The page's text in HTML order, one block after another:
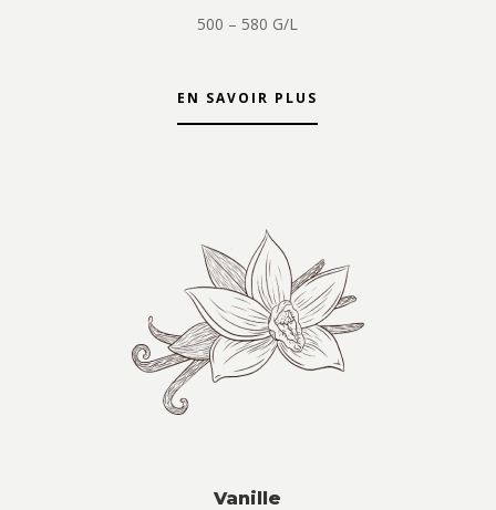
500 – 580 G/L
EN SAVOIR PLUS
Vanille